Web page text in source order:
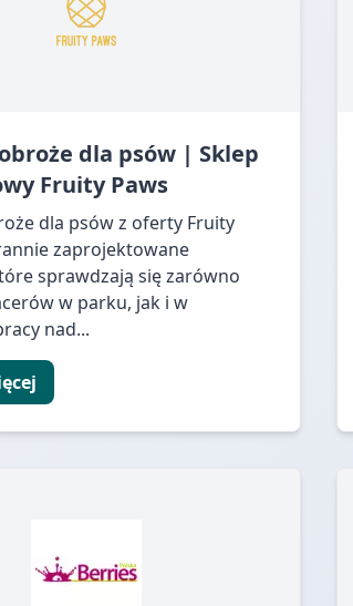
dla psów | Sklep
Fruity Paws
dla psów z oferty Fruity
zaprojektowane
sprawdzają się zarówno
w parku, jak i w
nad...